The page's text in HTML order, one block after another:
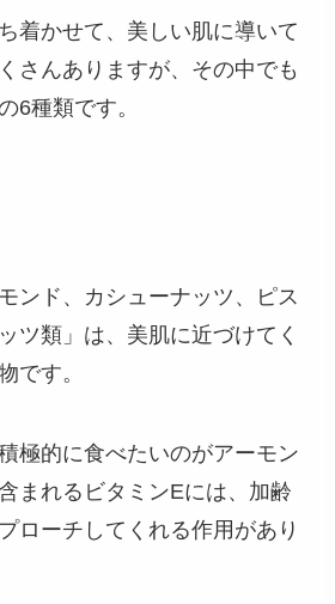
着かせて、美しい肌に導いて
さんありますが、その中でも
6種類です。
ンド、カシューナッツ、ピス
ツ類」は、美肌に近づけてく
です。
極的に食べたいのがアーモン
まれるビタミンEには、加齢
ローチしてくれる作用があり